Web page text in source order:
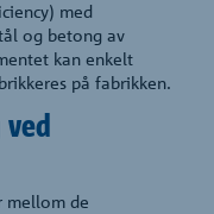
med
og betong av
kan enkelt
på fabrikken.
mellom de